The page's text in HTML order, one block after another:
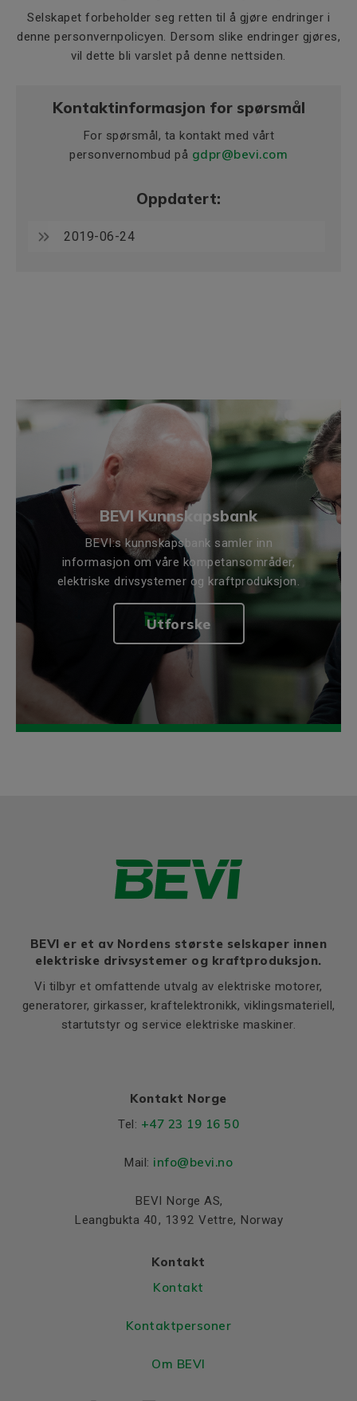
Selskapet forbeholder seg retten til å gjøre endringer i
denne personvernpolicyen. Dersom slike endringer gjøres,
vil dette bli varslet på denne nettsiden.
Kontaktinformasjon for spørsmål
For spørsmål, ta kontakt med vårt
personvernombud på gdpr@bevi.com
Oppdatert:
2019-06-24
BEVI Kunnskapsbank
BEVI:s kunnskapsbank samler inn
informasjon om våre kompetansområder,
elektriske drivsystemer og kraftproduksjon.
Utforske
BEVI er et av Nordens største selskaper innen
elektriske drivsystemer og kraftproduksjon.
Vi tilbyr et omfattende utvalg av elektriske motorer,
generatorer, girkasser, kraftelektronikk, viklingsmateriell,
startutstyr og service elektriske maskiner.
Kontakt Norge
Tel: +47 23 19 16 50
Mail: info@bevi.no
BEVI Norge AS,
Leangbukta 40, 1392 Vettre, Norway
Kontakt
Kontakt
Kontaktpersoner
Om BEVI